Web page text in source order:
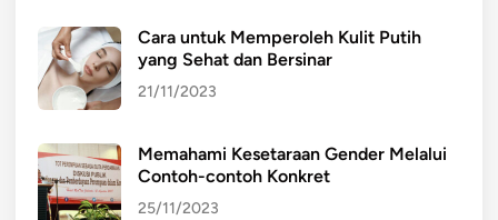
i
m
t
u
Cara untuk Memperoleh Kulit Putih
yang Sehat dan Bersinar
21/11/2023
Memahami Kesetaraan Gender Melalui
Contoh-contoh Konkret
25/11/2023